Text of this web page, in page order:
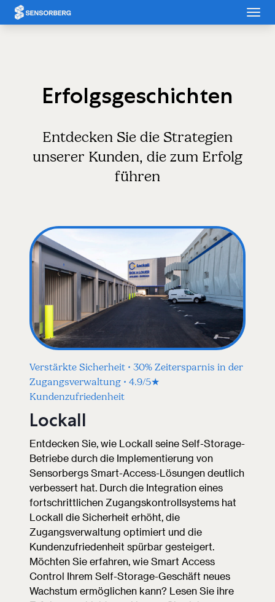
Cookie-Einstellungen
Erfolgsgeschichten
Entdecken Sie die Strategien
unserer Kunden, die zum Erfolg
führen
Verstärkte Sicherheit • 30% Zeitersparnis in der
Zugangsverwaltung • 4.9/5★
Kundenzufriedenheit
Lockall
Entdecken Sie, wie Lockall seine Self-Storage-
Betriebe durch die Implementierung von
Sensorbergs Smart-Access-Lösungen deutlich
verbessert hat. Durch die Integration eines
fortschrittlichen Zugangskontrollsystems hat
Lockall die Sicherheit erhöht, die
Zugangsverwaltung optimiert und die
Kundenzufriedenheit spürbar gesteigert.
Möchten Sie erfahren, wie Smart Access
Control Ihrem Self-Storage-Geschäft neues
Wachstum ermöglichen kann? Lesen Sie ihre